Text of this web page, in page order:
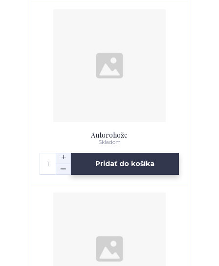
Autorohože
Skladom
Pridať do košíka